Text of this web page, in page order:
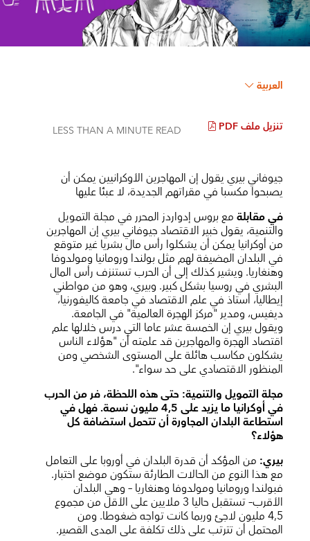
العربية
LESS THAN A MINUTE READ تنزيل ملف PDF
جيوفاني بيري يقول إن المهاجرين الأوكرانيين يمكن أن
يصبحوا مكسبا في مقراتهم الجديدة، لا عبئا عليها
في مقابلةمع بروس إدواردز المحرر في مجلة التمويل
والتنمية، يقول خبير الاقتصاد جيوفاني بيري إن المهاجرين
من أوكرانيا يمكن أن يشكلوا رأس مال بشريا غير متوقع
في البلدان المضيفة لهم مثل بولندا ورومانيا ومولدوفا
وهنغاريا. ويشير كذلك إلى أن الحرب تستنزف رأس المال
البشري في روسيا بشكل كبير. وبيري، وهو من مواطني
إيطاليا، أستاذ في علم الاقتصاد في جامعة كاليفورنيا،
ديفيس، ومدير "مركز الهجرة العالمية" في الجامعة.
ويقول بيري إن الخمسة عشر عاما التي درس خلالها علم
اقتصاد الهجرة والمهاجرين قد علمته أن "هؤلاء الناس
يشكلون مكاسب هائلة على المستوى الشخصي ومن
المنظور الاقتصادي على حد سواء".
مجلة التمويل والتنمية: حتى هذه اللحظة، فر من الحرب
في أوكرانيا ما يزيد على 4,5 مليون نسمة. فهل في
استطاعة البلدان المجاورة أن تتحمل استضافة كل
هؤلاء؟
بيري: من المؤكد أن قدرة البلدان في أوروبا على التعامل
مع هذا النوع من الحالات الطارئة ستكون موضع اختبار.
فبولندا ورومانيا ومولدوفا وهنغاريا – وهي البلدان
الأقرب– تستقبل حاليا 3 ملايين على الأقل من مجموع
4,5 مليون لاجئ وربما كانت تواجه ضغوطا. ومن
المحتمل أن تترتب على ذلك تكلفة على المدى القصير.